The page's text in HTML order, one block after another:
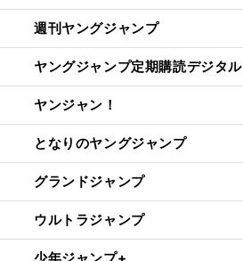
週刊ヤングジャンプ
ヤングジャンプ定期購読デジタル
ヤンジャン！
となりのヤングジャンプ
グランドジャンプ
ウルトラジャンプ